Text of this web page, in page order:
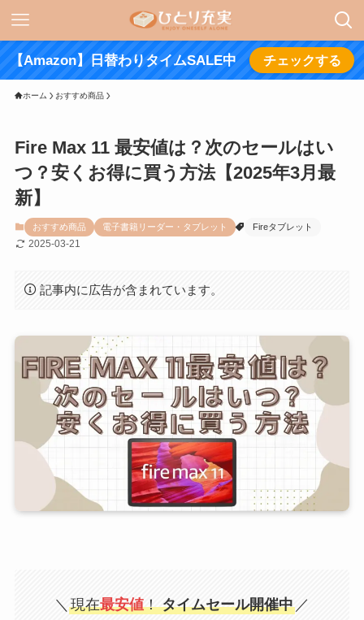
【Amazon】日替わりタイムSALE中 チェックする
ホーム おすすめ商品
Fire Max 11 最安値は？次のセールはい
つ？安くお得に買う方法【2025年3月最
新】
おすすめ商品 電子書籍リーダー・タブレット Fireタブレット
2025-03-21
記事内に広告が含まれています。
＼ 現在最安値！ タイムセール開催中 ／